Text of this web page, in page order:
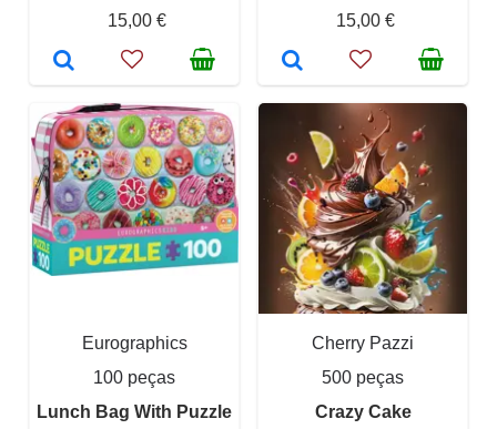
15,00 €
15,00 €
Eurographics
100 peças
Lunch Bag With Puzzle
Cherry Pazzi
500 peças
Crazy Cake